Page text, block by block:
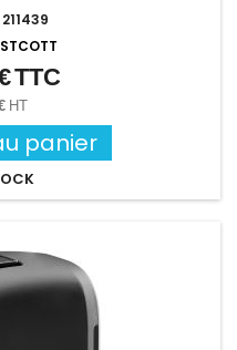
211439
TTC
HT
panier